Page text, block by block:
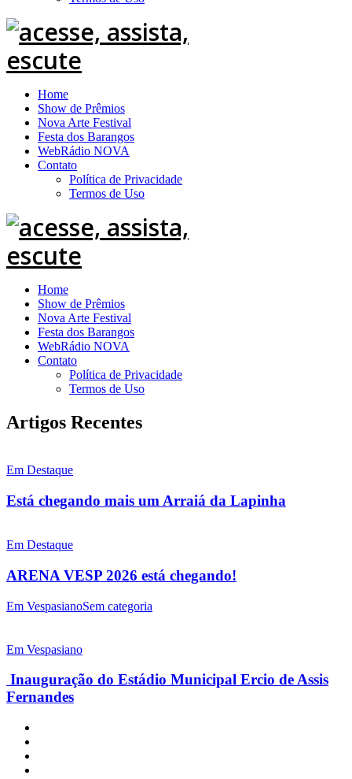
Home
Show de Prêmios
Nova Arte Festival
Festa dos Barangos
WebRádio NOVA
Contato
Política de Privacidade
Termos de Uso
Home
Show de Prêmios
Nova Arte Festival
Festa dos Barangos
WebRádio NOVA
Contato
Política de Privacidade
Termos de Uso
Artigos Recentes
Em Destaque
Está chegando mais um Arraiá da Lapinha
Em Destaque
ARENA VESP 2026 está chegando!
Em VespasianoSem categoria
Em Vespasiano
Inauguração do Estádio Municipal Ercio de Assis
Fernandes